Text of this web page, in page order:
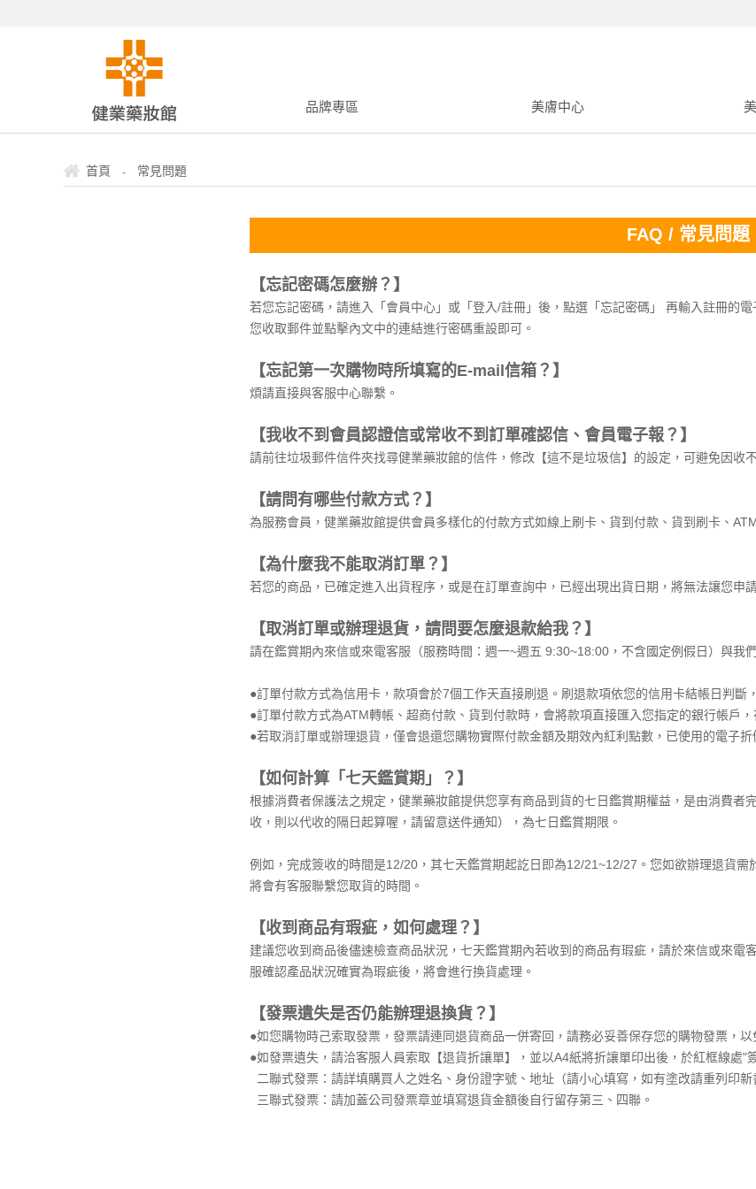
品牌專區 美膚中心
首頁 - 常見問題
FAQ / 常見問題
【忘記密碼怎麼辦？】
若您忘記密碼，請進入「會員中心」或「登入/註冊」後，點選「忘記密碼」 再輸入註冊的
您收取郵件並點擊內文中的連結進行密碼重設即可。
【忘記第一次購物時所填寫的E-mail信箱？】
煩請直接與客服中心聯繫。
【我收不到會員認證信或常收不到訂單確認信、會員電子報？】
請前往垃圾郵件信件夾找尋健業藥妝館的信件，修改【這不是垃圾信】的設定，可避免因收
【請問有哪些付款方式？】
為服務會員，健業藥妝館提供會員多樣化的付款方式如線上刷卡、貨到付款、貨到刷卡、
【為什麼我不能取消訂單？】
若您的商品，已確定進入出貨程序，或是在訂單查詢中，已經出現出貨日期，將無法讓您申
【取消訂單或辦理退貨，請問要怎麼退款給我？】
請在鑑賞期內來信或來電客服（服務時間：週一~週五 9:30~18:00，不含國定例假日）與我
●訂單付款方式為信用卡，款項會於7個工作天直接刷退。刷退款項依您的信用卡結帳日判斷
●訂單付款方式為ATM轉帳、超商付款、貨到付款時，會將款項直接匯入您指定的銀行帳戶
●若取消訂單或辦理退貨，僅會退還您購物實際付款金額及期效內紅利點數，已使用的電子折
【如何計算「七天鑑賞期」？】
根據消費者保護法之規定，健業藥妝館提供您享有商品到貨的七日鑑賞期權益，是由消費
收，則以代收的隔日起算喔，請留意送件通知），為七日鑑賞期限。
例如，完成簽收的時間是12/20，其七天鑑賞期起訖日即為12/21~12/27。您如欲辦理退貨
將會有客服聯繫您取貨的時間。
【收到商品有瑕疵，如何處理？】
建議您收到商品後儘速檢查商品狀況，七天鑑賞期內若收到的商品有瑕疵，請於來信或來
服確認產品狀況確實為瑕疵後，將會進行換貨處理。
【發票遺失是否仍能辦理退換貨？】
●如您購物時己索取發票，發票請連同退貨商品一併寄回，請務必妥善保存您的購物發票，
●如發票遺失，請洽客服人員索取【退貨折讓單】，並以A4紙將折讓單印出後，於紅框線處"
二聯式發票：請詳填購買人之姓名、身份證字號、地址（請小心填寫，如有塗改請重列印新
三聯式發票：請加蓋公司發票章並填寫退貨金額後自行留存第三、四聯。